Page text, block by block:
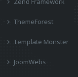
ThemeForest
Template Monster
JoomWebs